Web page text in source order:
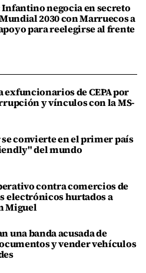
negocia en secreto
2030 con Marruecos a
para reelegirse al frente
exfuncionarios de CEPA por
y vínculos con la MS-
se convierte en el primer país
del mundo
contra comercios de
electrónicos hurtados a
Miguel
una banda acusada de
y vender vehículos